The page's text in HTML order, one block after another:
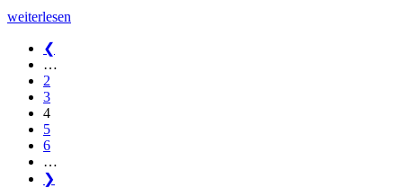
weiterlesen
❮
…
2
3
4
5
6
…
❯